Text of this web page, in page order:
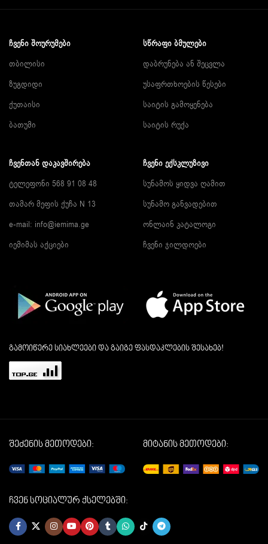
ᲩᲕᲔᲜᲘ ᲨᲝᲣᲠᲣᲛᲔᲑᲘ
თბილისი
ზუგდიდი
ქუთაისი
ბათუმი
ᲡᲬᲠᲐᲤᲘ ᲑᲛᲣᲚᲔᲑᲘ
დაბრუნება ან შეცვლა
უსაფრთხოების წესები
საიტის გამოყენება
საიტის რუქა
ᲩᲕᲔᲜᲗᲐᲜ ᲓᲐᲙᲐᲕᲨᲘᲠᲔᲑᲐ
ტელეფონი 568 91 08 48
თამარ მეფის ქუჩა N 13
e-mail: info@iemima.ge
იემიმას აქციები
ᲩᲕᲔᲜᲘ ᲔᲥᲡᲙᲚᲣᲖᲘᲕᲘ
სუნამოს ყიდვა ღამით
სუნამო განვადებით
ონლაინ კატალოგი
ჩვენი ჯილდოები
გამოიწერე სიახლეები და გაიგე ფასდაკლების შესახებ!
შეძენის მეთოდები: მიტანის მეთოდები:
ჩვენ სოციალურ ქსელებში: